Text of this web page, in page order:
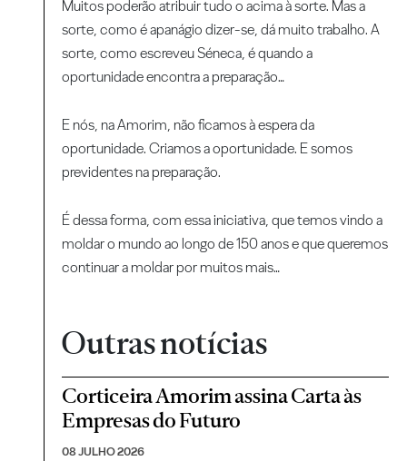
Muitos poderão atribuir tudo o acima à sorte. Mas a
sorte, como é apanágio dizer-se, dá muito trabalho. A
sorte, como escreveu Séneca, é quando a
oportunidade encontra a preparação…
E nós, na Amorim, não ficamos à espera da
oportunidade. Criamos a oportunidade. E somos
previdentes na preparação.
É dessa forma, com essa iniciativa, que temos vindo a
moldar o mundo ao longo de 150 anos e que queremos
continuar a moldar por muitos mais…
Outras notícias
Corticeira Amorim assina Carta às
Empresas do Futuro
08 JULHO 2026